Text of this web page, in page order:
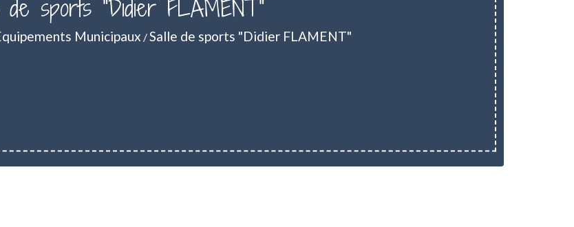
de sports "Didier FLAMENT"
Municipaux /Salle de sports "Didier FLAMENT"